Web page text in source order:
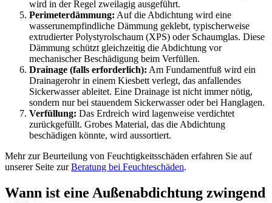
wird in der Regel zweilagig ausgeführt.
Perimeterdämmung: Auf die Abdichtung wird eine
wasserunempfindliche Dämmung geklebt, typischerweise
extrudierter Polystyrolschaum (XPS) oder Schaumglas. Diese
Dämmung schützt gleichzeitig die Abdichtung vor
mechanischer Beschädigung beim Verfüllen.
Drainage (falls erforderlich): Am Fundamentfuß wird ein
Drainagerohr in einem Kiesbett verlegt, das anfallendes
Sickerwasser ableitet. Eine Drainage ist nicht immer nötig,
sondern nur bei stauendem Sickerwasser oder bei Hanglagen.
Verfüllung: Das Erdreich wird lagenweise verdichtet
zurückgefüllt. Grobes Material, das die Abdichtung
beschädigen könnte, wird aussortiert.
Mehr zur Beurteilung von Feuchtigkeitsschäden erfahren Sie auf
unserer Seite zurBeratung bei Feuchteschäden.
Wann ist eine Außenabdichtung zwingend